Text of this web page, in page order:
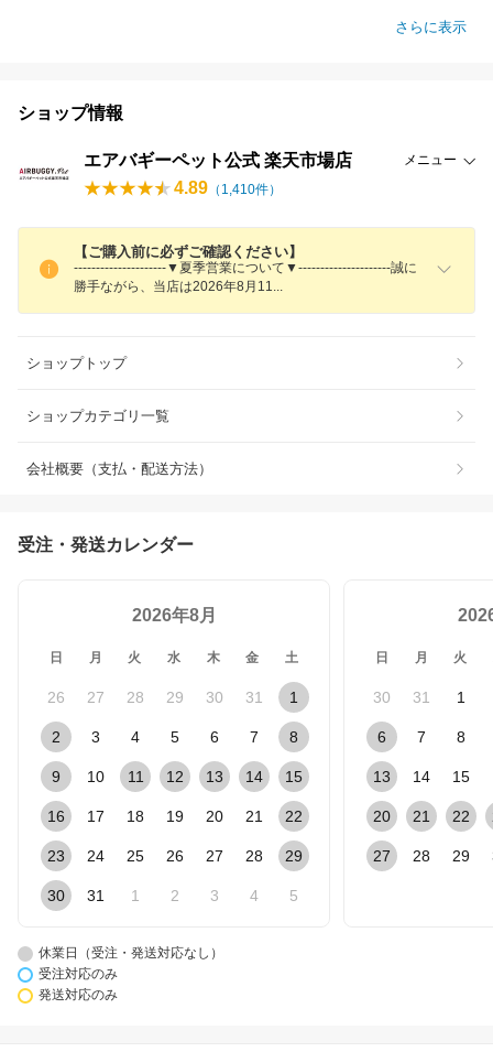
さらに表示
ショップ情報
エアバギーペット公式 楽天市場店 メニュー
4.89 （ 1,410件）
【ご購入前に必ずご確認ください】
---------------------▼夏季営業について▼---------------------誠に
勝手ながら、当店は2026年8月11
ショップトップ
ショップカテゴリ一覧
会社概要（支払・配送方法）
受注・発送カレンダー
2026年8月
日 月 火 水 木 金 土
26 27 28 29 30 31 1
2 3 4 5 6 7 8
9 10 11 12 13 14 15
16 17 18 19 20 21 22
23 24 25 26 27 28 29
30 31 1 2 3 4 5
日 月 火
30 31 1
6 7 8
13 14 15
20 21 22
27 28 29
休業日（受注・発送対応なし）
受注対応のみ
発送対応のみ